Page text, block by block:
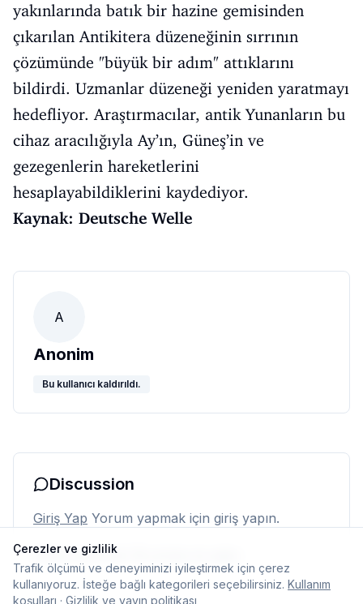
yakınlarında batık bir hazine gemisinden
çıkarılan Antikitera düzeneğinin sırrının
çözümünde "büyük bir adım" attıklarını
bildirdi. Uzmanlar düzeneği yeniden yaratmayı
hedefliyor. Araştırmacılar, antik Yunanların bu
cihaz aracılığıyla Ay’ın, Güneş’in ve
gezegenlerin hareketlerini
hesaplayabildiklerini kaydediyor.
Kaynak: Deutsche Welle
A
Anonim
Bu kullanıcı kaldırıldı.
Discussion
Giriş Yap Yorum yapmak için giriş yapın.
Henüz yorum yok. İlk yorumu siz yapın.
Çerezler ve gizlilik
Trafik ölçümü ve deneyiminizi iyileştirmek için çerez
kullanıyoruz. İsteğe bağlı kategorileri seçebilirsiniz. Kullanım
koşulları · Gizlilik ve yayın politikası